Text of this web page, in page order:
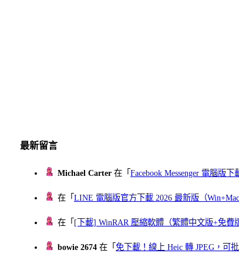
最新留言
Michael Carter 在「Facebook Messenger 電腦版下
在「LINE 電腦版官方下載 2026 最新版（Win+Mac
在「 [下載] WinRAR 壓縮軟體（繁體中文版+免費
bowie 2674 在「免下載！線上 Heic 轉 JPEG，可